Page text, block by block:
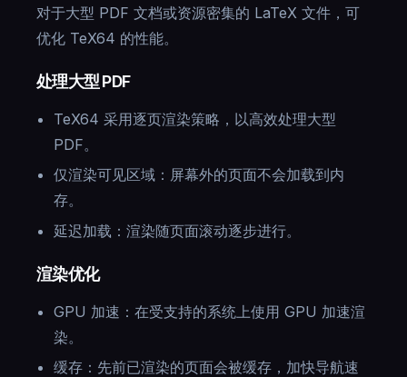
对于大型 PDF 文档或资源密集的 LaTeX 文件，可
优化 TeX64 的性能。
处理大型 PDF
TeX64 采用逐页渲染策略，以高效处理大型
PDF。
仅渲染可见区域：屏幕外的页面不会加载到内
存。
延迟加载：渲染随页面滚动逐步进行。
渲染优化
GPU 加速：在受支持的系统上使用 GPU 加速渲
染。
缓存：先前已渲染的页面会被缓存，加快导航速